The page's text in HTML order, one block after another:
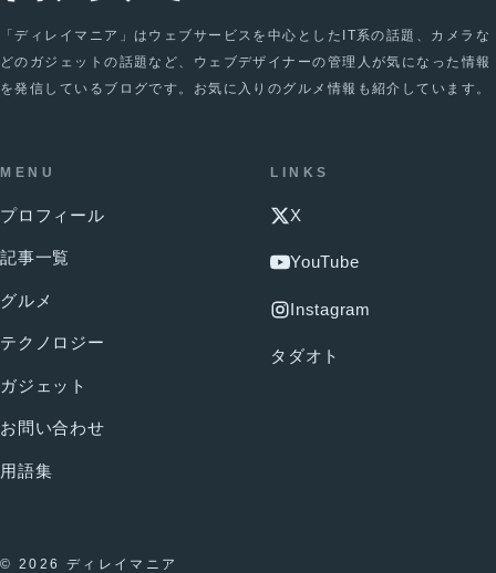
「ディレイマニア」はウェブサービスを中心としたIT系の話題、カメラな
どのガジェットの話題など、ウェブデザイナーの管理人が気になった情報
を発信しているブログです。お気に入りのグルメ情報も紹介しています。
MENU
プロフィール
記事一覧
グルメ
テクノロジー
ガジェット
お問い合わせ
用語集
LINKS
X
YouTube
Instagram
タダオト
© 2026 ディレイマニア